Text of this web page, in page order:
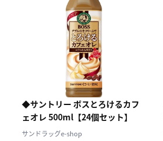
◆サントリー ボスとろけるカフ
ェオレ 500ml【24個セット】
サンドラッグe-shop